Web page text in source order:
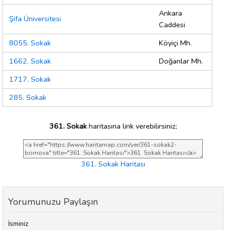
Şifa Üniversitesi
Ankara
Caddesi
8055. Sokak
Köyiçi Mh.
1662. Sokak
Doğanlar Mh.
1717. Sokak
285. Sokak
361. Sokakharitasına link verebilirsiniz;
361. Sokak Haritası
Yorumunuzu Paylaşın
İsminiz